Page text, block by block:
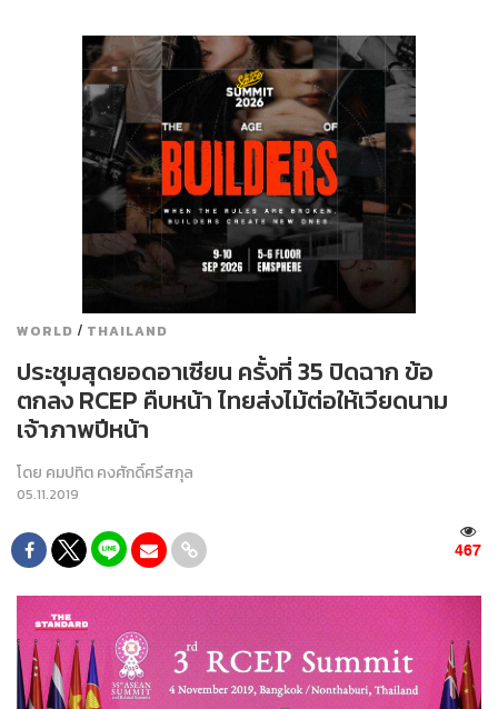
WORLD / THAILAND
ประชุมสุดยอดอาเซียน ครั้งที่ 35 ปิดฉาก ข้อ
ตกลง RCEP คืบหน้า ไทยส่งไม้ต่อให้เวียดนาม
เจ้าภาพปีหน้า
โดย คมปทิต คงศักดิ์ศรีสกุล
05.11.2019
467